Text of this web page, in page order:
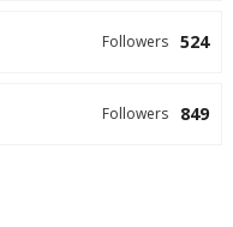
524
Followers
849
Followers